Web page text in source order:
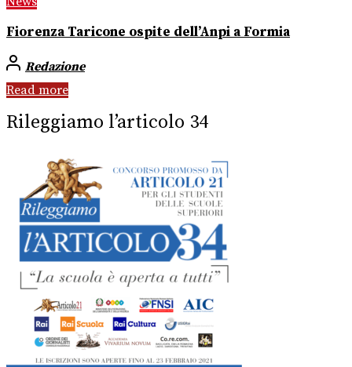
Fiorenza Taricone ospite dell’Anpi a Formia
Redazione
Read more
Rileggiamo l’articolo 34